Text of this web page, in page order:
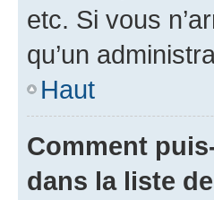
etc. Si vous
qu’un
Haut
Comment
dans la liste